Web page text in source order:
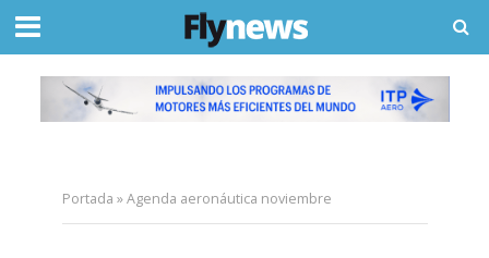
Portada »Agenda aeronáutica noviembre